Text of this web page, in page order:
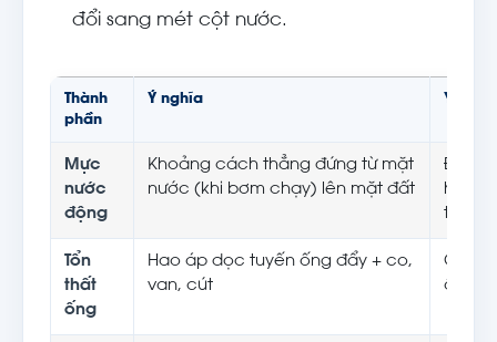
đổi sang mét cột nước.
Thành
phần
Ý nghĩa Yếu tố
Mực
nước
động
Khoảng cách thẳng đứng từ mặt
nước (khi bơm chạy) lên mặt đất
Độ
hồi
thác
Tổn
thất
ống
Hao áp dọc tuyến ống đẩy + co,
van, cút
Chiều
ống,